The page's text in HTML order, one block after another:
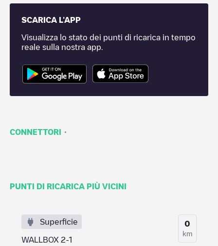
SCARICA L'APP
Visualizza lo stato dei punti di ricarica in tempo
reale sulla nostra app.
CONNETTORI ·
PUNTI DI RICARICA PIÙ VICINI
Superficie
WALLBOX 2-1
0
km